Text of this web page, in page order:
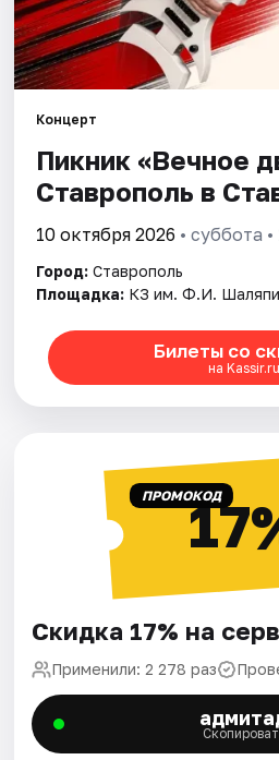
Концерт
Пикник «Вечное
Ставрополь в
10 октября 2026 • суббота
Город: Ставрополь
Площадка: КЗ им. Ф.И.
Билеты со
на Kassir.ru
ПРОМОКОД
Скидка 17% на
Применили: 2 278 раз